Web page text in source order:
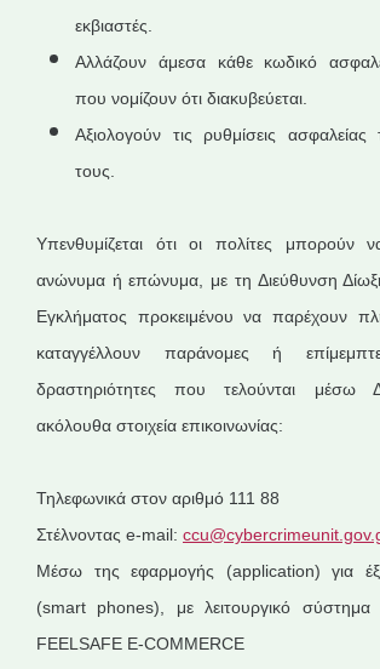
εκβιαστές.
Αλλάζουν άμεσα κάθε κωδικό
που νομίζουν ότι διακυβεύεται.
Αξιολογούν τις ρυθμίσεις
τους.
Υπενθυμίζεται ότι οι πολίτες μπορούν
ανώνυμα ή επώνυμα, με τη Διεύθυνση
Εγκλήματος προκειμένου να παρέχουν
καταγγέλλουν παράνομες ή
δραστηριότητες που τελούνται μέσω
ακόλουθα στοιχεία επικοινωνίας:
Τηλεφωνικά στον αριθμό 111 88
Στέλνοντας e-mail:
Μέσω της εφαρμογής (application) για
(smart phones), με λειτουργικό
FEELSAFE E-COMMERCE